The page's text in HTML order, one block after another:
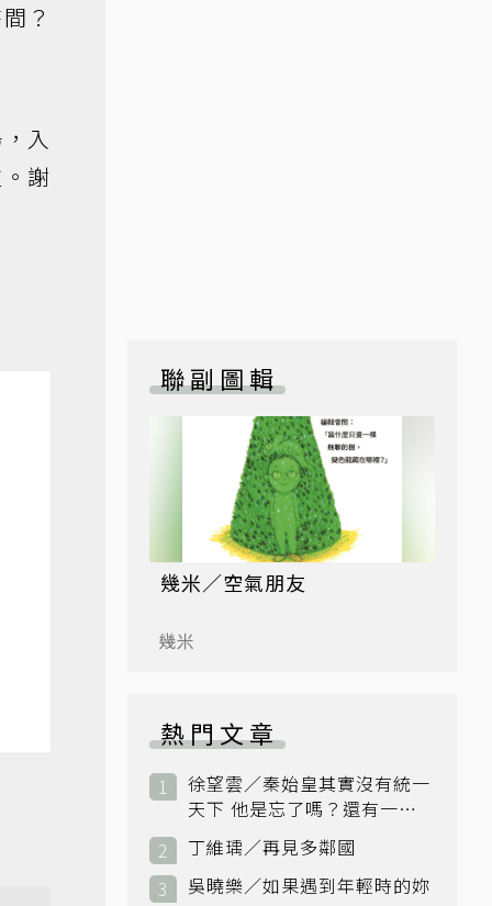
？
入
謝
聯副圖輯
幾米／空氣朋友
幾米
熱門文章
徐望雲／秦始皇其實沒有統一
天下 他是忘了嗎？還有一個
小國：衛國
丁維瑀／再見多鄰國
吳曉樂／如果遇到年輕時的妳